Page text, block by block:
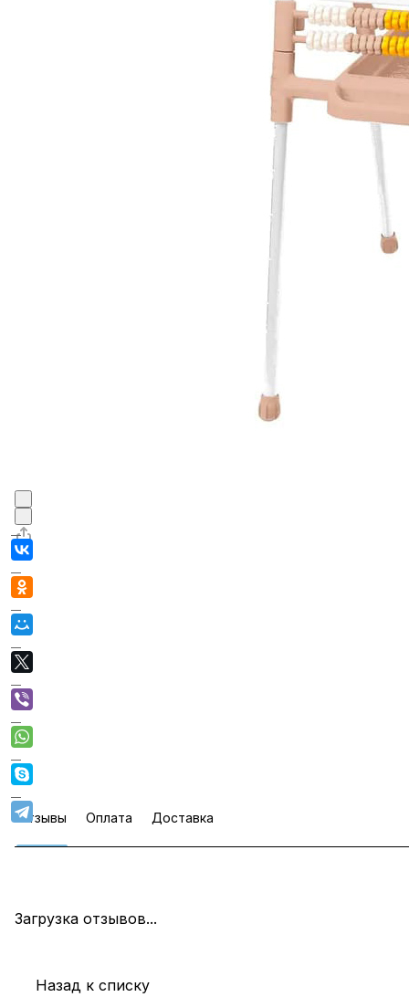
Отзывы Оплата Доставка
Загрузка отзывов...
Назад к списку